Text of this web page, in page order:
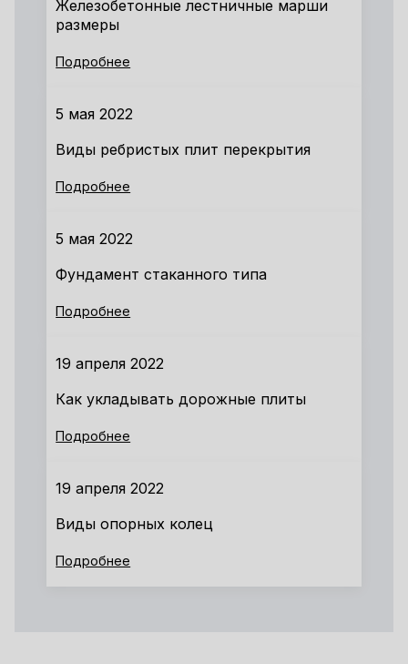
Железобетонные лестничные марши
размеры
Подробнее
5 мая 2022
Виды ребристых плит перекрытия
Подробнее
5 мая 2022
Фундамент стаканного типа
Подробнее
19 апреля 2022
Как укладывать дорожные плиты
Подробнее
19 апреля 2022
Виды опорных колец
Подробнее